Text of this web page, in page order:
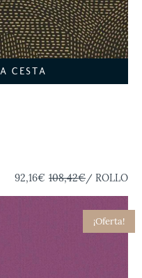
CESTA
92,16€ 108,42€/ ROLLO
¡Oferta!